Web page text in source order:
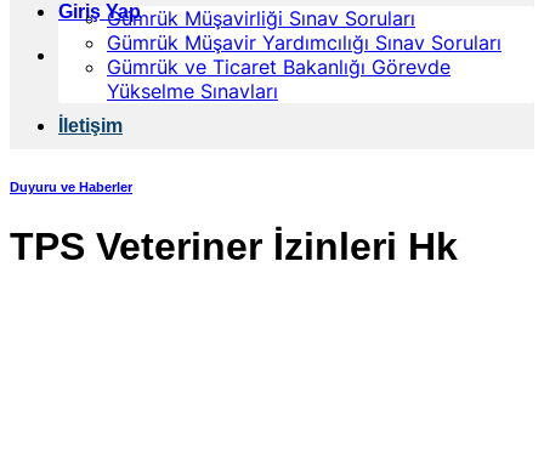
Giriş YapGümrük Müşavirliği Sınav Soruları
Gümrük Müşavir Yardımcılığı Sınav Soruları
Gümrük ve Ticaret Bakanlığı Görevde
Yükselme Sınavları
İletişim
Duyuru ve Haberler
TPS Veteriner İzinleri Hk